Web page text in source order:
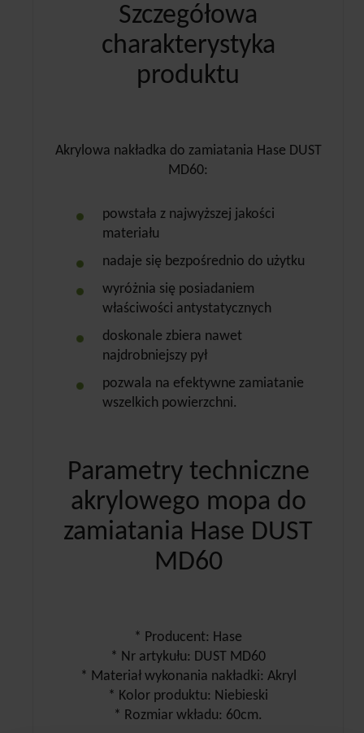
Szczegółowa
charakterystyka
produktu
Akrylowa nakładka do zamiatania Hase DUST
MD60:
powstała z najwyższej jakości
materiału
nadaje się bezpośrednio do użytku
wyróżnia się posiadaniem
właściwości antystatycznych
doskonale zbiera nawet
najdrobniejszy pył
pozwala na efektywne zamiatanie
wszelkich powierzchni.
Parametry techniczne
akrylowego mopa do
zamiatania Hase DUST
MD60
* Producent: Hase
* Nr artykułu: DUST MD60
* Materiał wykonania nakładki: Akryl
* Kolor produktu: Niebieski
* Rozmiar wkładu: 60cm.